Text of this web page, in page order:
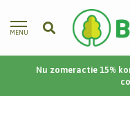
MENU
Nu zomeractie 15%
Home / Stretto